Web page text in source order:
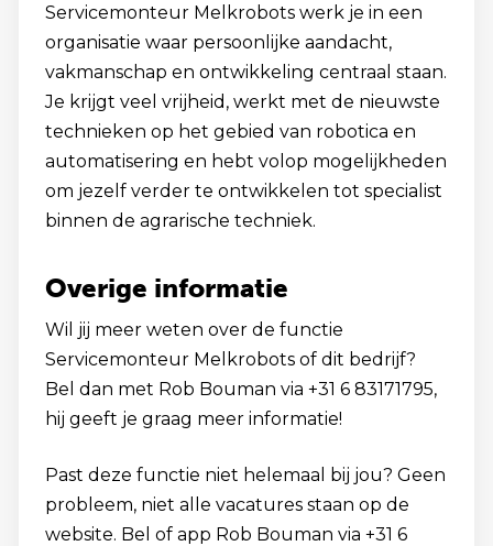
Servicemonteur Melkrobots werk je in een
organisatie waar persoonlijke aandacht,
vakmanschap en ontwikkeling centraal staan.
Je krijgt veel vrijheid, werkt met de nieuwste
technieken op het gebied van robotica en
automatisering en hebt volop mogelijkheden
om jezelf verder te ontwikkelen tot specialist
binnen de agrarische techniek.
Overige informatie
Wil jij meer weten over de functie
Servicemonteur Melkrobots of dit bedrijf?
Bel dan met Rob Bouman via +31 6 83171795,
hij geeft je graag meer informatie!
Past deze functie niet helemaal bij jou? Geen
probleem, niet alle vacatures staan op de
website. Bel of app Rob Bouman via +31 6